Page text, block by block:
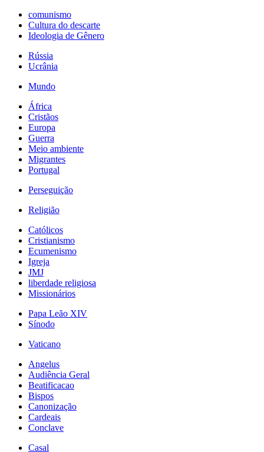
comunismo
Cultura do descarte
Ideologia de Gênero
Rússia
Ucrânia
Mundo
África
Cristãos
Europa
Guerra
Meio ambiente
Migrantes
Portugal
Perseguição
Religião
Católicos
Cristianismo
Ecumenismo
Igreja
JMJ
liberdade religiosa
Missionários
Papa Leão XIV
Sínodo
Vaticano
Angelus
Audiência Geral
Beatificacao
Bispos
Canonização
Cardeais
Conclave
Casal